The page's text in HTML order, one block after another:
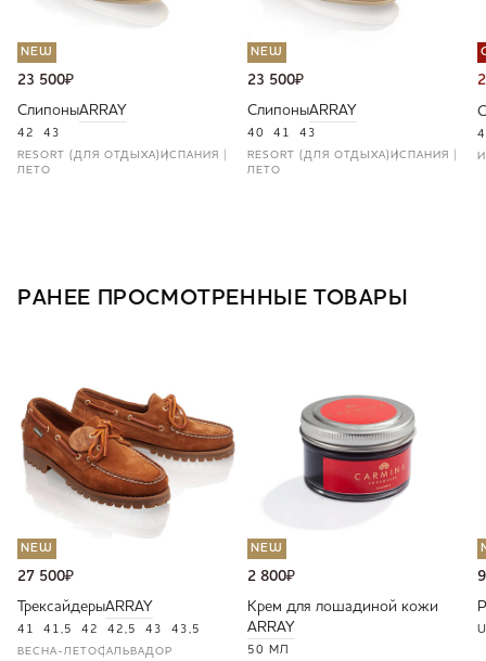
NEW
23 500₽
СлипоныARRAY
42 43
RESORT (ДЛЯ ОТДЫХА) ИСПАНИЯ
ЛЕТО
NEW
23 500₽
СлипоныARRAY
40 41 43
RESORT (ДЛЯ ОТДЫХА) ИСПАНИЯ
ЛЕТО
РАНЕЕ ПРОСМОТРЕННЫЕ ТОВАРЫ
NEW
27 500₽
ТрексайдерыARRAY
41 41,5 42 42,5 43 43,5
ВЕСНА-ЛЕТОСАЛЬВАДОР
NEW
2 800₽
Крем для лошадиной кожи
ARRAY
50 МЛ